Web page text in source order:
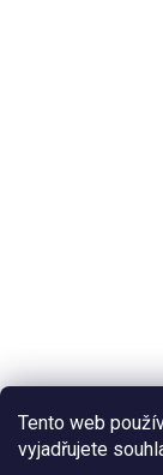
Tento web
vyjadřujete